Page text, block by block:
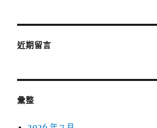
近期留言
彙整